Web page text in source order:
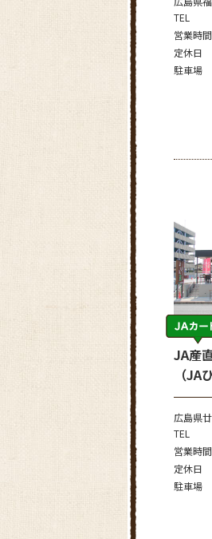
TEL
営業時間
定休日
駐車場
JA産
（JA
広島県
TEL
営業時間
定休日
駐車場